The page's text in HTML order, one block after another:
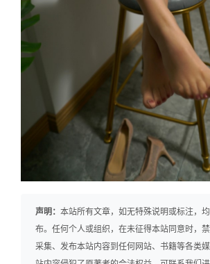
声明： 本站所有文章，如无特殊说明或标注，
布。任何个人或组织，在未征得本站同意时，禁
采集、发布本站内容到任何网站、书籍等各类